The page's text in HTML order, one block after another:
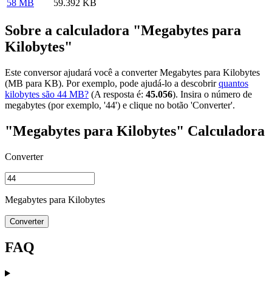
58 MB 59.392 KB
Sobre a calculadora "Megabytes para
Kilobytes"
Este conversor ajudará você a converter Megabytes para Kilobytes
(MB para KB). Por exemplo, pode ajudá-lo a descobrirquantos
kilobytes são 44 MB? (A resposta é: 45.056). Insira o número de
megabytes (por exemplo, '44') e clique no botão 'Converter'.
"Megabytes para Kilobytes" Calculadora
Converter
Megabytes para Kilobytes
Converter
FAQ